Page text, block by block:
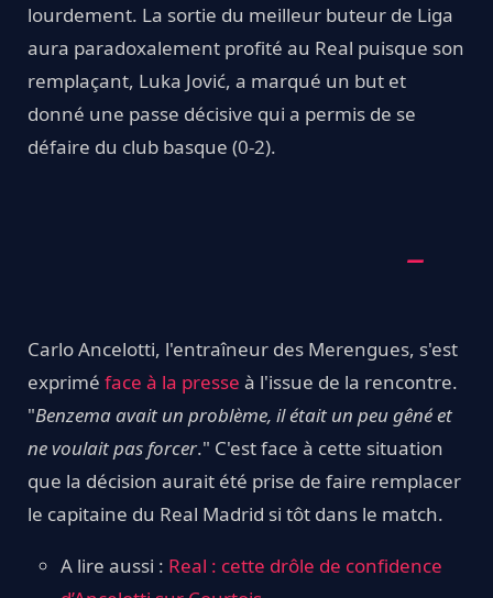
lourdement. La sortie du meilleur buteur de Liga
aura paradoxalement profité au Real puisque son
remplaçant, Luka Jović, a marqué un but et
donné une passe décisive qui a permis de se
défaire du club basque (0-2).
Carlo Ancelotti, l'entraîneur des Merengues, s'est
exprimé face à la presse à l'issue de la rencontre.
"Benzema avait un problème, il était un peu gêné et
ne voulait pas forcer." C'est face à cette situation
que la décision aurait été prise de faire remplacer
le capitaine du Real Madrid si tôt dans le match.
A lire aussi : Real : cette drôle de confidence